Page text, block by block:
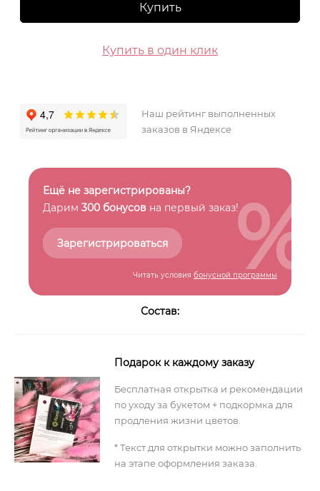
Купить
Купить в один клик
Наш рейтинг выполненных
заказов в Яндексе
Ещё не зарегистрированы?
Дарим 300 бонусов на первый заказ!
Зарегистрироваться
Читать условия бонусной программы
%
Состав:
Подарок к каждому заказу
Бесплатная открытка и рекомендации
по уходу за букетом + подкормка для
продления жизни цветов.
* Текст для открытки можно заполнить
на этапе оформления заказа.